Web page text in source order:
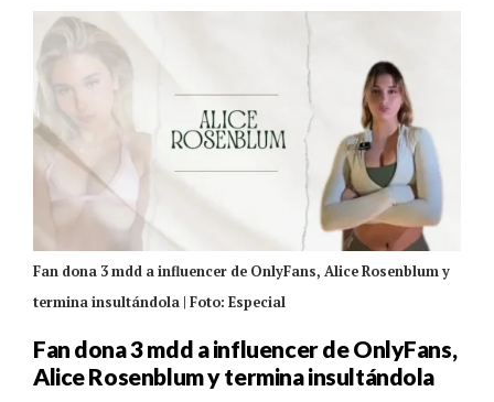
Fan dona 3 mdd a influencer de OnlyFans, Alice Rosenblum y
termina insultándola | Foto: Especial
Fan dona 3 mdd a influencer de OnlyFans,
Alice Rosenblum y termina insultándola